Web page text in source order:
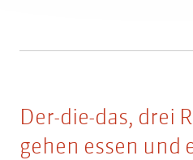
Der-die-das, drei
gehen essen und